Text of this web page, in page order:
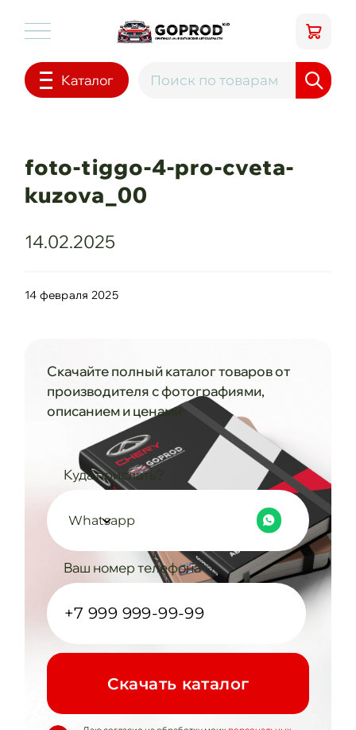
Каталог
foto-tiggo-4-pro-cveta-
kuzova_00
14.02.2025
14 февраля 2025
Скачайте полный каталог товаров от
производителя с фотографиями,
описанием и ценами
Куда прислать?
Whatsapp
Ваш номер телефона
Cкачать каталог